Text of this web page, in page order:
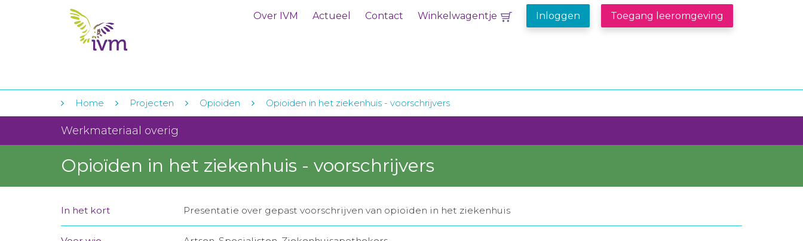
Over IVM Actueel Contact Winkelwagentje Inloggen Toegang leeromgeving
Home Projecten Opioïden Opioïden in het ziekenhuis - voorschrijvers
Werkmateriaal overig
Opioïden in het ziekenhuis - voorschrijvers
In het kort Presentatie over gepast voorschrijven van opioïden in het ziekenhuis